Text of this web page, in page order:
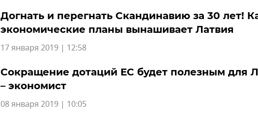
Догнать и перегнать Скандинавию за 30 лет!
экономические планы вынашивает Латвия
17 января 2019 | 12:58
Сокращение дотаций ЕС будет полезным для
– экономист
08 января 2019 | 10:05